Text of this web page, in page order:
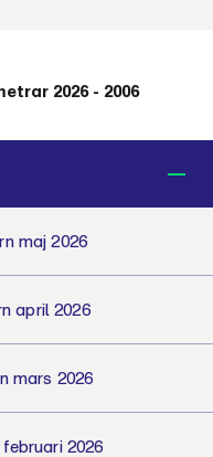
2026 - 2006
maj 2026
april 2026
mars 2026
2026